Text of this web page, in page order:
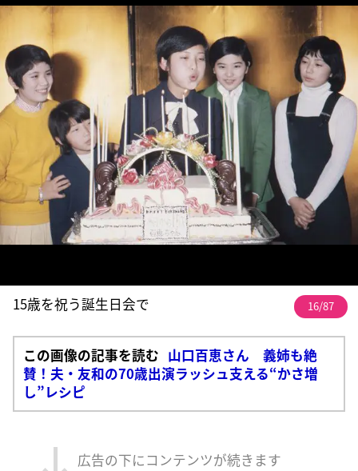
15歳を祝う誕生日会で 16/87
この画像の記事を読む 山口百恵さん 義姉も絶
賛！夫・友和の70歳出演ラッシュ支える“かさ増
し”レシピ
広告の下にコンテンツが続きます